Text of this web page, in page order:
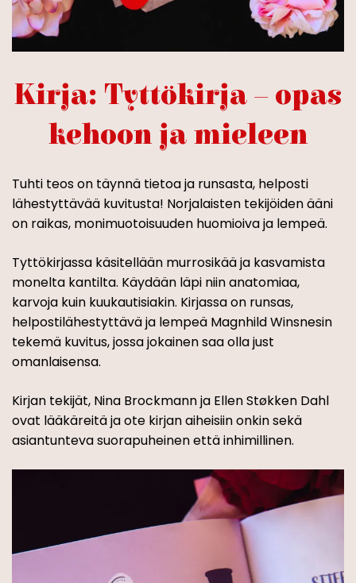
Kirja: Tyttökirja – opas
kehoon ja mieleen
Tuhti teos on täynnä tietoa ja runsasta, helposti
lähestyttävää kuvitusta! Norjalaisten tekijöiden ääni
on raikas, monimuotoisuuden huomioiva ja lempeä.
Tyttökirjassa käsitellään murrosikää ja kasvamista
monelta kantilta. Käydään läpi niin anatomiaa,
karvoja kuin kuukautisiakin. Kirjassa on runsas,
helpostilähestyttävä ja lempeä Magnhild Winsnesin
tekemä kuvitus, jossa jokainen saa olla just
omanlaisensa.
Kirjan tekijät, Nina Brockmann ja Ellen Støkken Dahl
ovat lääkäreitä ja ote kirjan aiheisiin onkin sekä
asiantunteva suorapuheinen että inhimillinen.